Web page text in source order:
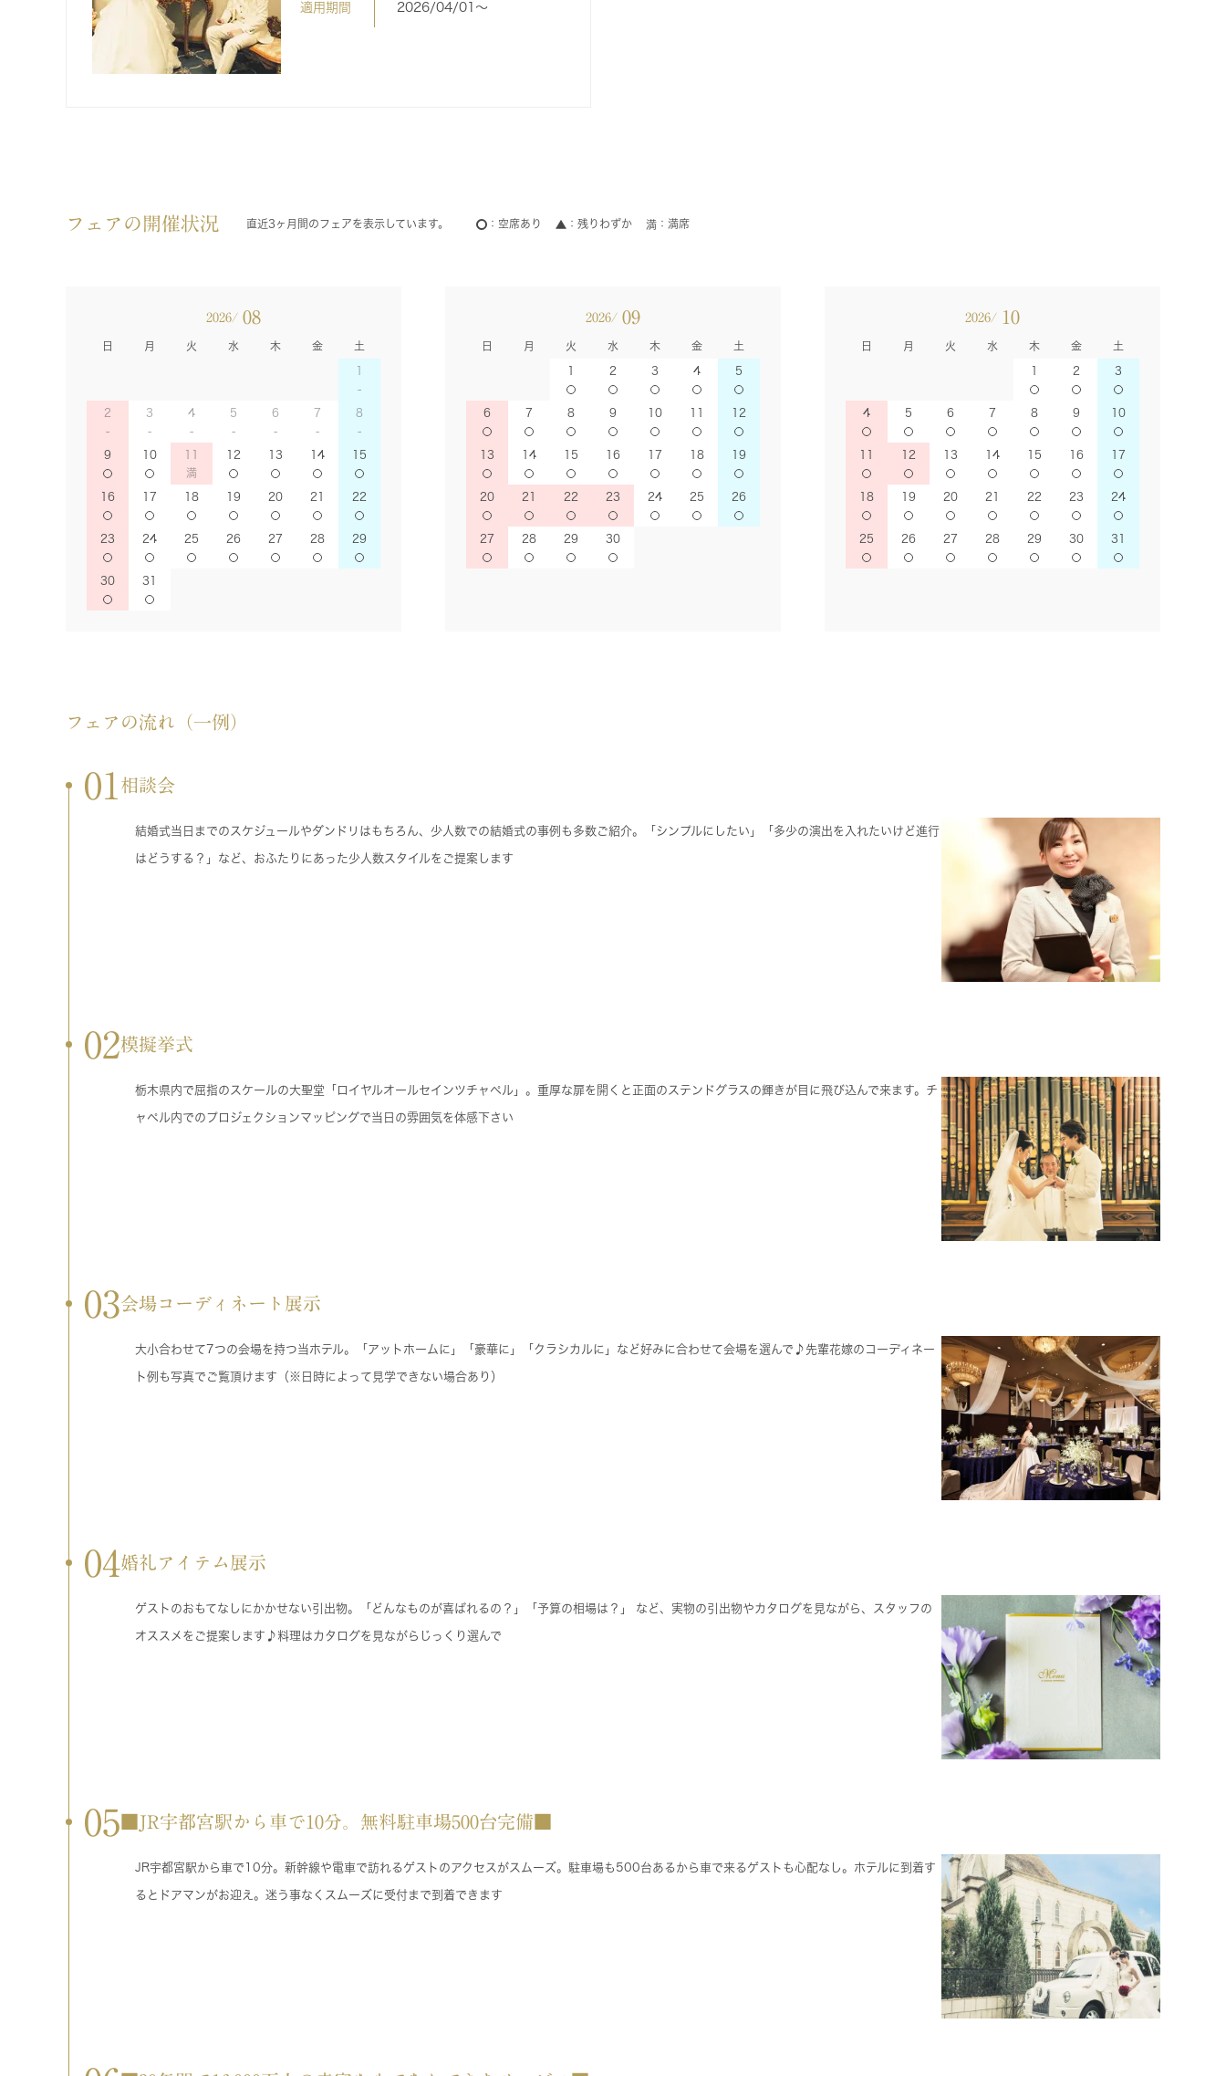
適用期間 2026/04/01〜
フェアの開催状況 直近3ヶ月間のフェアを表示しています。 空席あり 残りわずか 満席
2026/ 08
日 月 火 水 木 金 土
1
2 3 4 5 6 7 8
9 10 11 12 13 14 15
16 17 18 19 20 21 22
23 24 25 26 27 28 29
30 31
2026/ 09
日 月 火 水 木 金 土
1 2 3 4 5
6 7 8 9 10 11 12
13 14 15 16 17 18 19
20 21 22 23 24 25 26
27 28 29 30
2026/ 10
日 月 火 水 木 金 土
1 2 3
4 5 6 7 8 9 10
11 12 13 14 15 16 17
18 19 20 21 22 23 24
25 26 27 28 29 30 31
フェアの流れ（一例）
01 相談会
結婚式当日までのスケジュールやダンドリはもちろん、少人数での結婚式の事例も多数ご紹介。「シンプルにしたい」「多少の演出を入れたいけど進行
はどうする？」など、おふたりにあった少人数スタイルをご提案します
02模擬挙式
栃木県内で屈指のスケールの大聖堂「ロイヤルオールセインツチャペル」。重厚な扉を開くと正面のステンドグラスの輝きが目に飛び込んで来ます。チ
ャペル内でのプロジェクションマッピングで当日の雰囲気を体感下さい
03会場コーディネート展示
大小合わせて7つの会場を持つ当ホテル。「アットホームに」「豪華に」「クラシカルに」など好みに合わせて会場を選んで♪先輩花嫁のコーディネー
ト例も写真でご覧頂けます（※日時によって見学できない場合あり）
04婚礼アイテム展示
ゲストのおもてなしにかかせない引出物。「どんなものが喜ばれるの？」「予算の相場は？」 など、実物の引出物やカタログを見ながら、スタッフの
オススメをご提案します♪料理はカタログを見ながらじっくり選んで
05 ■JR宇都宮駅から車で10分。無料駐車場500台完備■
JR宇都宮駅から車で10分。新幹線や電車で訪れるゲストのアクセスがスムーズ。駐車場も500台あるから車で来るゲストも心配なし。ホテルに到着す
るとドアマンがお迎え。迷う事なくスムーズに受付まで到着できます